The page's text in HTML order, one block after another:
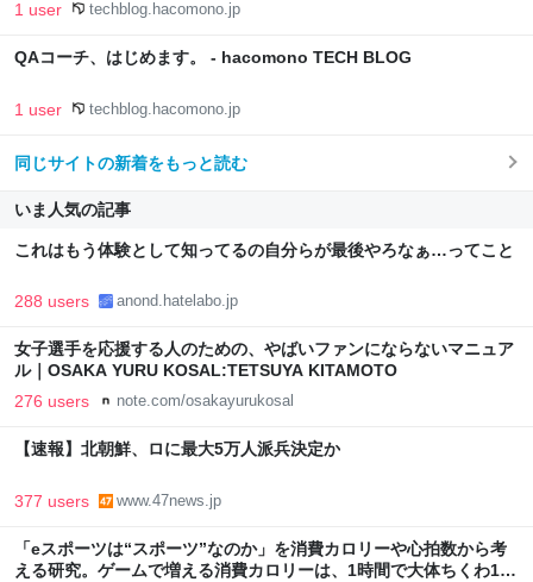
1 user techblog.hacomono.jp
QAコーチ、はじめます。 - hacomono TECH BLOG
1 user techblog.hacomono.jp
同じサイトの新着をもっと読む
いま人気の記事
これはもう体験として知ってるの自分らが最後やろなぁ…ってこと
288 users anond.hatelabo.jp
女子選手を応援する人のための、やばいファンにならないマニュア
ル｜OSAKA YURU KOSAL:TETSUYA KITAMOTO
276 users note.com/osakayurukosal
【速報】北朝鮮、ロに最大5万人派兵決定か
377 users www.47news.jp
「eスポーツは“スポーツ”なのか」を消費カロリーや心拍数から考
える研究。ゲームで増える消費カロリーは、1時間で大体ちくわ1本